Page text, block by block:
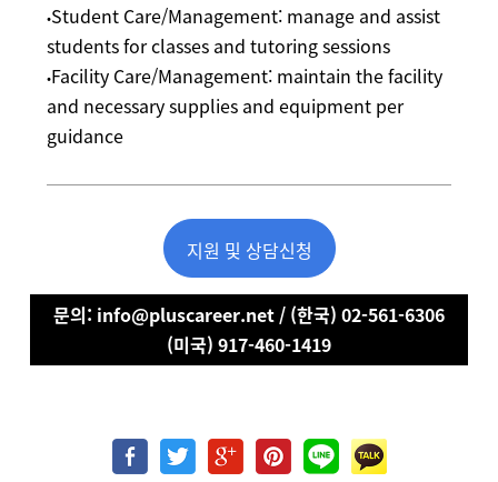
•Student Care/Management: manage and assist
students for classes and tutoring sessions
•Facility Care/Management: maintain the facility
and necessary supplies and equipment per
guidance
지원 및 상담신청
문의: info@pluscareer.net / (한국) 02-561-6306
(미국) 917-460-1419